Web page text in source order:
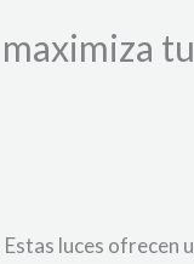
tu
luces ofrecen